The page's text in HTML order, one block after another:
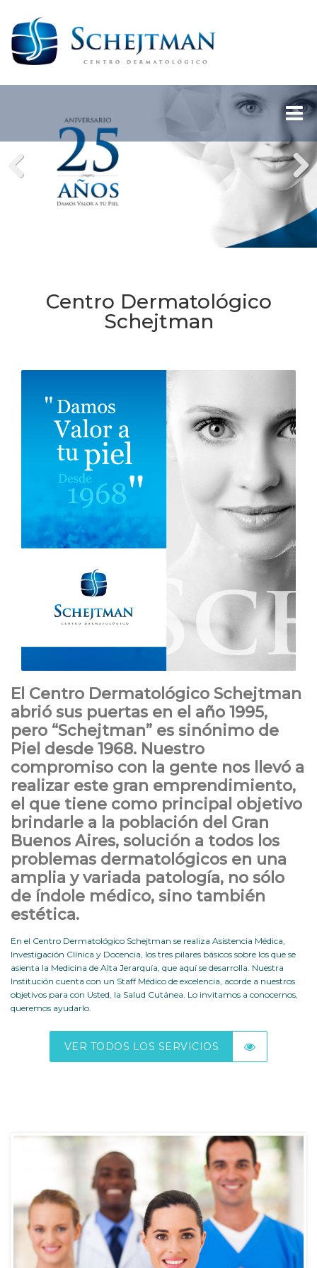
Next
Centro Dermatológico
Schejtman
El Centro Dermatológico Schejtman
abrió sus puertas en el año 1995,
pero “Schejtman” es sinónimo de
Piel desde 1968. Nuestro
compromiso con la gente nos llevó a
realizar este gran emprendimiento,
el que tiene como principal objetivo
brindarle a la población del Gran
Buenos Aires, solución a todos los
problemas dermatológicos en una
amplia y variada patología, no sólo
de índole médico, sino también
estética.
En el Centro Dermatológico Schejtman se realiza Asistencia Médica,
Investigación Clínica y Docencia, los tres pilares básicos sobre los que se
asienta la Medicina de Alta Jerarquía, que aquí se desarrolla. Nuestra
Institución cuenta con un Staff Médico de excelencia, acorde a nuestros
objetivos para con Usted, la Salud Cutánea. Lo invitamos a conocernos,
queremos ayudarlo.
VER TODOS LOS SERVICIOS